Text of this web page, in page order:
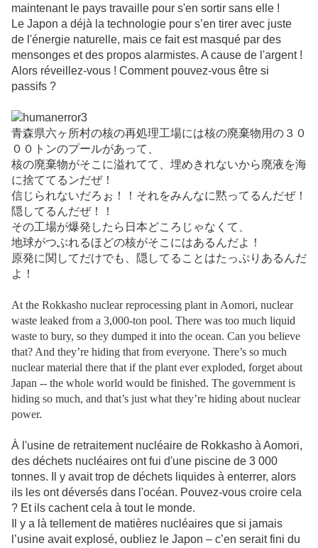
maintenant le pays travaille pour s'en sortir sans elle !
Le Japon a déjà la technologie pour s’en tirer avec juste
de l'énergie naturelle, mais ce fait est masqué par des
mensonges et des propos alarmistes. A cause de l'argent !
Alors réveillez-vous ! Comment pouvez-vous être si
passifs ?
青森県六ヶ所村の核の再処理工場には核の廃棄物用の３０
００トンのプールがあって、
核の廃棄物がそこに溢れてて、埋めきれないから廃液を海
に捨ててるンだぜ！
信じられないだろぉ！！それをみんなに黙ってるんだぜ！
隠してるんだぜ！！
その工場が爆発したら日本どころじゃなくて、
地球がつぶれるほどの核がそこにはあるんだよ！
原発に関してだけでも、隠してることはたっぷりあるんだ
よ！
At the Rokkasho nuclear reprocessing plant in Aomori, nuclear
waste leaked from a 3,000-ton pool. There was too much liquid
waste to bury, so they dumped it into the ocean. Can you believe
that? And they’re hiding that from everyone. There’s so much
nuclear material there that if the plant ever exploded, forget about
Japan -- the whole world would be finished. The government is
hiding so much, and that’s just what they’re hiding about nuclear
power.
À l'usine de retraitement nucléaire de Rokkasho à Aomori,
des déchets nucléaires ont fui d'une piscine de 3 000
tonnes. Il y avait trop de déchets liquides à enterrer, alors
ils les ont déversés dans l'océan. Pouvez-vous croire cela
? Et ils cachent cela à tout le monde.
Il y a là tellement de matières nucléaires que si jamais
l’usine avait explosé, oubliez le Japon – c’en serait fini du